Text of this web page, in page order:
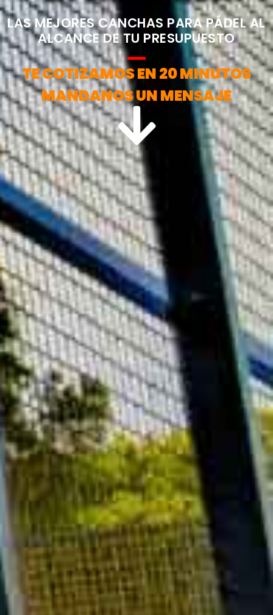
LAS MEJORES CANCHAS PARA PÁDEL AL
ALCANCE DE TU PRESUPUESTO
TE COTIZAMOS EN 20 MINUTOS
MANDANOS UN MENSAJE